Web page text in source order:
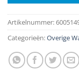
Artikelnummer:
Categorieën:Overige